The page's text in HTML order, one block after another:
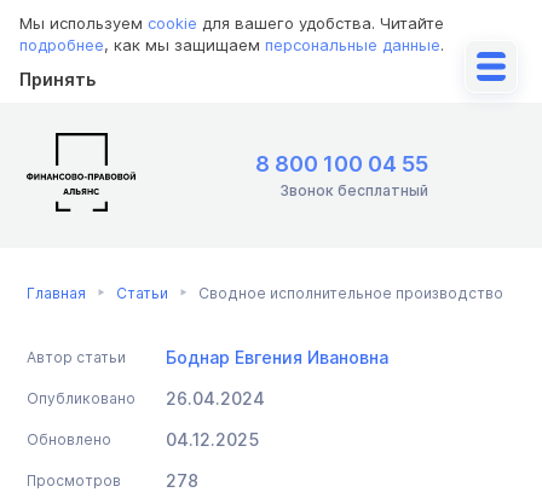
Мы используем cookie для вашего удобства. Читайте
подробнее, как мы защищаем персональные данные.
Принять
8 800 100 04 55
Звонок бесплатный
Главная Статьи Сводное исполнительное производство
Автор статьи Боднар Евгения Ивановна
Опубликовано 26.04.2024
Обновлено 04.12.2025
Просмотров 278